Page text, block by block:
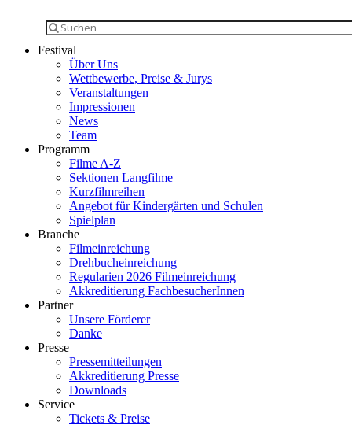
Festival
Über Uns
Wettbewerbe, Preise & Jurys
Veranstaltungen
Impressionen
News
Team
Programm
Filme A-Z
Sektionen Langfilme
Kurzfilmreihen
Angebot für Kindergärten und Schulen
Spielplan
Branche
Filmeinreichung
Drehbucheinreichung
Regularien 2026 Filmeinreichung
Akkreditierung FachbesucherInnen
Partner
Unsere Förderer
Danke
Presse
Pressemitteilungen
Akkreditierung Presse
Downloads
Service
Tickets & Preise